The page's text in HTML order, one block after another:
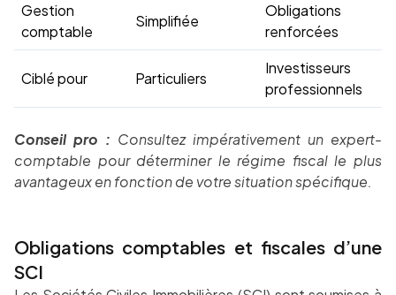
Gestion
comptable
Simplifiée
Obligations
renforcées
Ciblé pour Particuliers
Investisseurs
professionnels
Conseil pro : Consultez impérativement un expert-
comptable pour déterminer le régime fiscal le plus
avantageux en fonction de votre situation spécifique.
Obligations comptables et fiscales d’une
SCI